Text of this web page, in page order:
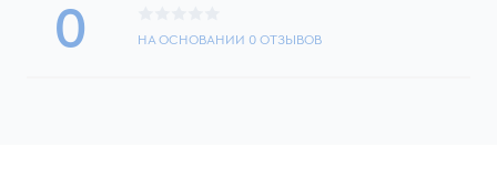
0 НА ОСНОВАНИИ 0ОТЗЫВОВ